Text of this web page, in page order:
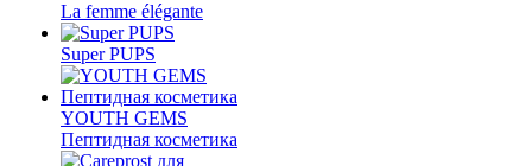
La femme élégante
Super PUPS
YOUTH GEMS
Пептидная косметика